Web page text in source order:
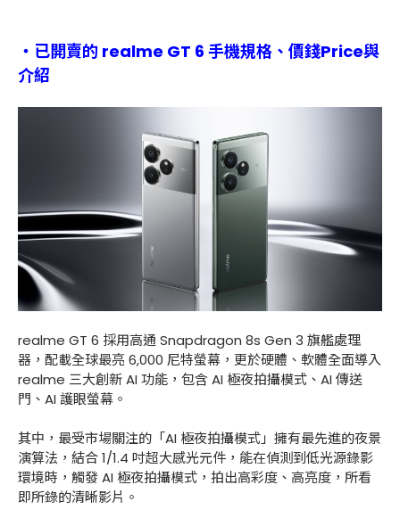
・已開賣的 realme GT 6 手機規格、價錢Price與
介紹
realme GT 6 採用高通 Snapdragon 8s Gen 3 旗艦處理
器，配載全球最亮 6,000 尼特螢幕，更於硬體、軟體全面導入
realme 三大創新 AI 功能，包含 AI 極夜拍攝模式、AI 傳送
門、AI 護眼螢幕。
其中，最受市場關注的「AI 極夜拍攝模式」擁有最先進的夜景
演算法，結合 1/1.4 吋超大感光元件，能在偵測到低光源錄影
環境時，觸發 AI 極夜拍攝模式，拍出高彩度、高亮度，所看
即所錄的清晰影片。